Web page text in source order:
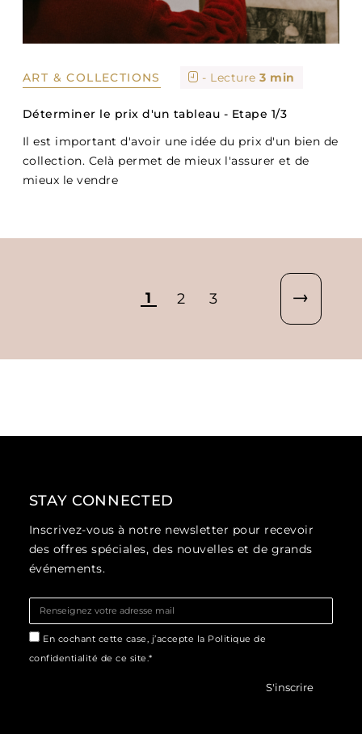
ART & COLLECTIONS - Lecture3 min
Déterminer le prix d'un tableau - Etape 1/3
Il est important d'avoir une idée du prix d'un bien de
collection. Celà permet de mieux l'assurer et de
mieux le vendre
1 2 3
STAY CONNECTED
Inscrivez-vous à notre newsletter pour recevoir
des offres spéciales, des nouvelles et de grands
événements.
En cochant cette case, j’accepte la Politique de
confidentialité de ce site.*
S'inscrire